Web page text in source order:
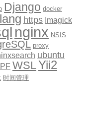
Django docker
https Imagick
nginx NSIS
proxy
ubuntu
WSLYii2
时间管理